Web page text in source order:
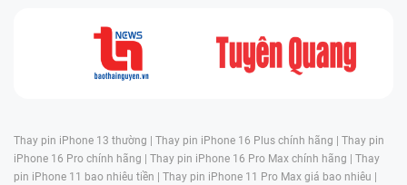
Thay pin iPhone 13 thường | Thay pin iPhone 16 Plus chính hãng | Thay pin
iPhone 16 Pro chính hãng | Thay pin iPhone 16 Pro Max chính hãng | Thay
pin iPhone 11 bao nhiêu tiền | Thay pin iPhone 11 Pro Max giá bao nhiêu |